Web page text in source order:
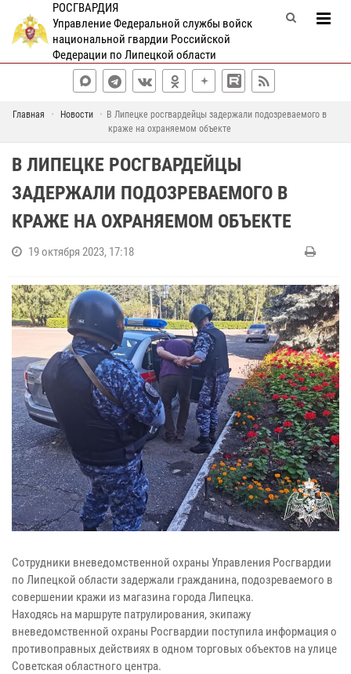
РОСГВАРДИЯ
Управление Федеральной службы войск
национальной гвардии Российской
Федерации по Липецкой области
Главная Новости
В Липецке росгвардейцы задержали подозреваемого в
краже на охраняемом объекте
В ЛИПЕЦКЕ РОСГВАРДЕЙЦЫ
ЗАДЕРЖАЛИ ПОДОЗРЕВАЕМОГО В
КРАЖЕ НА ОХРАНЯЕМОМ ОБЪЕКТЕ
19 октября 2023, 17:18
Сотрудники вневедомственной охраны Управления Росгвардии
по Липецкой области задержали гражданина, подозреваемого в
совершении кражи из магазина города Липецка.
Находясь на маршруте патрулирования, экипажу
вневедомственной охраны Росгвардии поступила информация о
противоправных действиях в одном торговых объектов на улице
Советская областного центра.